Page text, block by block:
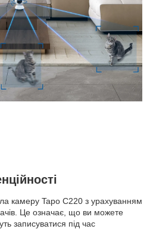
камеру Tapo C220 з урахуванням
Це означає, що ви можете
записуватися під час